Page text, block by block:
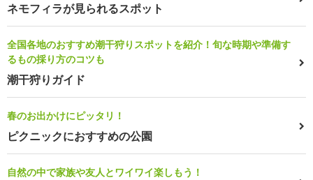
ネモフィラが見られるスポット
全国各地のおすすめ潮干狩りスポットを紹介！旬な時期や準備す
るもの採り方のコツも
潮干狩りガイド
春のお出かけにピッタリ！
ピクニックにおすすめの公園
自然の中で家族や友人とワイワイ楽しもう！